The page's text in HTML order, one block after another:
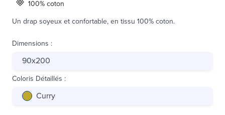
100% coton
Un drap soyeux et confortable, en tissu 100% coton.
Dimensions :
90x200
Coloris Détaillés :
Curry